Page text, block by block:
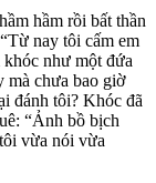
hầm rồi bất thần
nay tôi cấm em
như một đứa
mà chưa bao giờ
đánh tôi? Khóc đã
“Ảnh bồ bịch
vừa nói vừa